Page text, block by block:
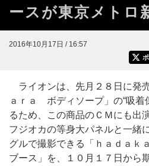
ースが東京メトロ
2016年10月17日 / 16:57
ライオンは、先月２８日に発
ａｒａ ボディソープ」の“吸着
るため、この商品のＣＭにも出
フジオカの等身大パネルと一緒
グルで撮影できる「ｈａｄａｋ
ブース」を、１０月１７日から